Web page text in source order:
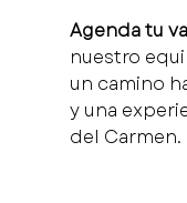
Agenda tu
nuestro
un camino
y una
del Carmen.